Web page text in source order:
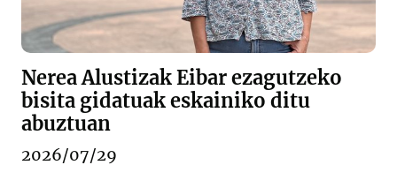
Nerea Alustizak Eibar ezagutzeko
bisita gidatuak eskainiko ditu
abuztuan
2026/07/29